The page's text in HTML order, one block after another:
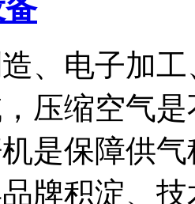
、电子加
压缩空气
是保障供
牌积淀、